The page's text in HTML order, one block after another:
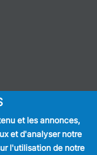
et les annonces,
et d'analyser notre
l'utilisation de notre